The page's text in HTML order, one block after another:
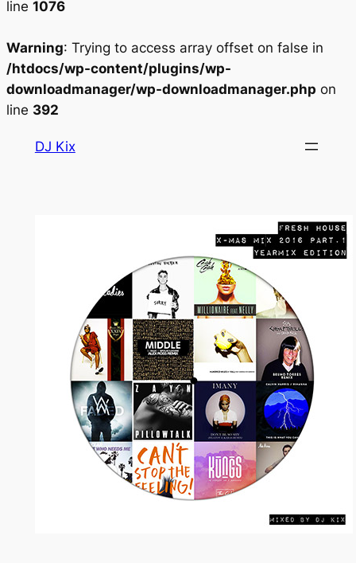
line 1076
Warning: Trying to access array offset on false in
/htdocs/wp-content/plugins/wp-
downloadmanager/wp-downloadmanager.php on
line 392
DJ Kix